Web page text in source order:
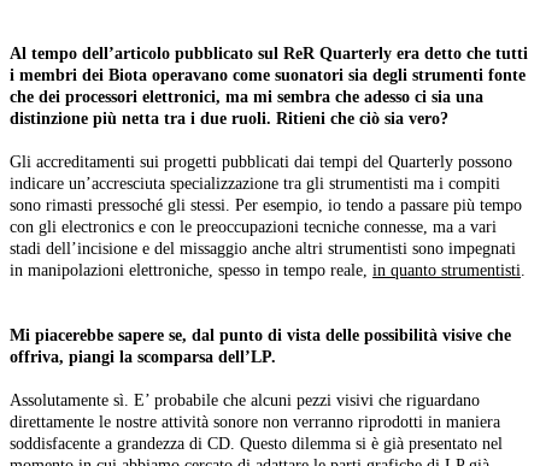
Al tempo dell’articolo pubblicato sul ReR Quarterly era detto che tutti
i membri dei Biota operavano come suonatori sia degli strumenti fonte
che dei processori elettronici, ma mi sembra che adesso ci sia una
distinzione più netta tra i due ruoli. Ritieni che ciò sia vero?
Gli accreditamenti sui progetti pubblicati dai tempi del Quarterly possono
indicare un’accresciuta specializzazione tra gli strumentisti ma i compiti
sono rimasti pressoché gli stessi. Per esempio, io tendo a passare più tempo
con gli electronics e con le preoccupazioni tecniche connesse, ma a vari
stadi dell’incisione e del missaggio anche altri strumentisti sono impegnati
in manipolazioni elettroniche, spesso in tempo reale, in quanto strumentisti
Mi piacerebbe sapere se, dal punto di vista delle possibilità visive che
offriva, piangi la scomparsa dell’LP.
Assolutamente sì. E’ probabile che alcuni pezzi visivi che riguardano
direttamente le nostre attività sonore non verranno riprodotti in maniera
soddisfacente a grandezza di CD. Questo dilemma si è già presentato nel